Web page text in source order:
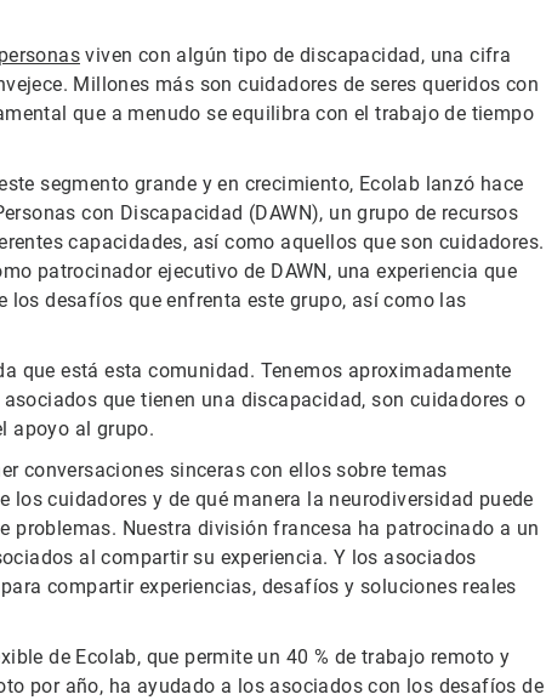
viven con algún tipo de discapacidad, una cifra
Millones más son cuidadores de seres queridos con
que a menudo se equilibra con el trabajo de tiempo
segmento grande y en crecimiento, Ecolab lanzó hace
con Discapacidad (DAWN), un grupo de recursos
capacidades, así como aquellos que son cuidadores.
patrocinador ejecutivo de DAWN, una experiencia que
desafíos que enfrenta este grupo, así como las
que está esta comunidad. Tenemos aproximadamente
que tienen una discapacidad, son cuidadores o
apoyo al grupo.
conversaciones sinceras con ellos sobre temas
cuidadores y de qué manera la neurodiversidad puede
Nuestra división francesa ha patrocinado a un
al compartir su experiencia. Y los asociados
compartir experiencias, desafíos y soluciones reales
de Ecolab, que permite un 40 % de trabajo remoto y
por año, ha ayudado a los asociados con los desafíos de